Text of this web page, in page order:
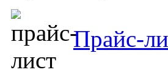
Прайс-